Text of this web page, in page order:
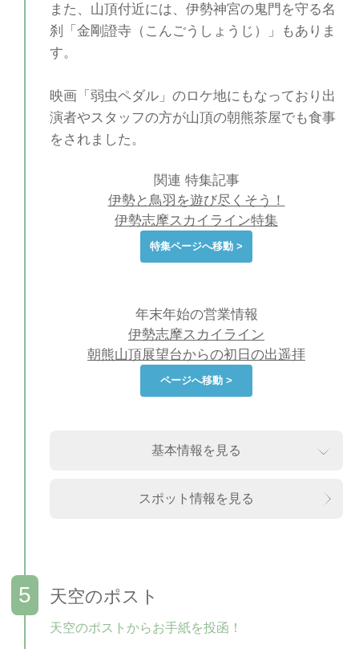
また、山頂付近には、伊勢神宮の鬼門を守る名
刹「金剛證寺（こんごうしょうじ）」もありま
す。
映画「弱虫ペダル」のロケ地にもなっており出
演者やスタッフの方が山頂の朝熊茶屋でも食事
をされました。
関連 特集記事
伊勢と鳥羽を遊び尽くそう！
伊勢志摩スカイライン特集
特集ページへ移動 >
年末年始の営業情報
伊勢志摩スカイライン
朝熊山頂展望台からの初日の出遥拝
ページへ移動 >
基本情報を見る
スポット情報を見る
天空のポスト
天空のポストからお手紙を投函！